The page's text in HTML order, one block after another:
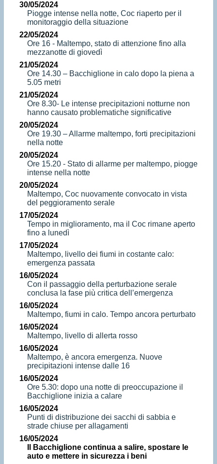
30/05/2024
Piogge intense nella notte, Coc riaperto per il
monitoraggio della situazione
22/05/2024
Ore 16 - Maltempo, stato di attenzione fino alla
mezzanotte di giovedì
21/05/2024
Ore 14.30 – Bacchiglione in calo dopo la piena a
5.05 metri
21/05/2024
Ore 8.30- Le intense precipitazioni notturne non
hanno causato problematiche significative
20/05/2024
Ore 19.30 – Allarme maltempo, forti precipitazioni
nella notte
20/05/2024
Ore 15.20 - Stato di allarme per maltempo, piogge
intense nella notte
20/05/2024
Maltempo, Coc nuovamente convocato in vista
del peggioramento serale
17/05/2024
Tempo in miglioramento, ma il Coc rimane aperto
fino a lunedì
17/05/2024
Maltempo, livello dei fiumi in costante calo:
emergenza passata
16/05/2024
Con il passaggio della perturbazione serale
conclusa la fase più critica dell’emergenza
16/05/2024
Maltempo, fiumi in calo. Tempo ancora perturbato
16/05/2024
Maltempo, livello di allerta rosso
16/05/2024
Maltempo, è ancora emergenza. Nuove
precipitazioni intense dalle 16
16/05/2024
Ore 5.30: dopo una notte di preoccupazione il
Bacchiglione inizia a calare
16/05/2024
Punti di distribuzione dei sacchi di sabbia e
strade chiuse per allagamenti
16/05/2024
Il Bacchiglione continua a salire, spostare le
auto e mettere in sicurezza i beni